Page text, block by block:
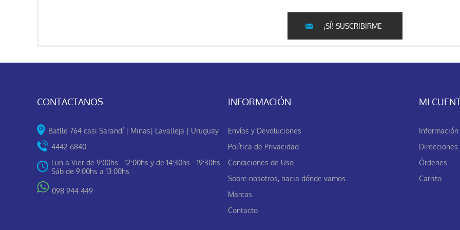
¡SÍ! SUSCRIBIRME
CONTACTANOS
Batlle 764 casi Sarandí | Minas| Lavalleja | Uruguay
4442 6840
Lun a Vier de 9:00hs - 12:00hs y de 14:30hs - 19:30hs
Sáb de 9:00hs a 13:00hs
098 944 449
INFORMACIÓN
Envíos y Devoluciones
Política de Privacidad
Condiciones de Uso
Sobre nosotros, hacia dónde vamos...
Marcas
Contacto
MI
Direcciones
Órdenes
Carrito